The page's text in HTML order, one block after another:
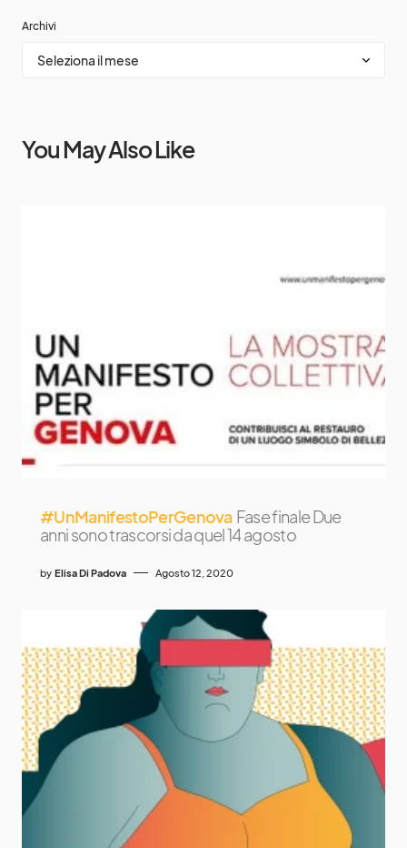
Archivi
You May Also Like
#UnManifestoPerGenova Fase finale Due
anni sono trascorsi da quel 14 agosto
by Elisa Di Padova Agosto 12, 2020